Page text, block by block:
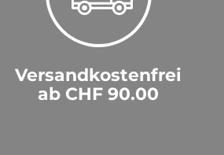
Versandkostenfrei
ab CHF 90.00